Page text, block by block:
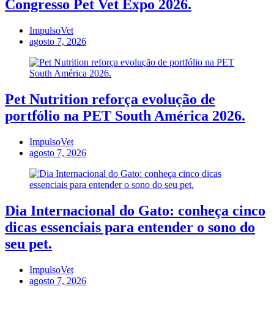
Congresso Pet Vet Expo 2026.
ImpulsoVet
agosto 7, 2026
Pet Nutrition reforça evolução de
portfólio na PET South América 2026.
ImpulsoVet
agosto 7, 2026
Dia Internacional do Gato: conheça cinco
dicas essenciais para entender o sono do
seu pet.
ImpulsoVet
agosto 7, 2026